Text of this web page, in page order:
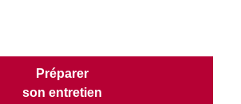
Préparer
son entretien